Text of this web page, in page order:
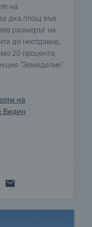
на
дка площ във
размерът на
до неотдавна,
20 процента,
"Земеделие"
на
Видин